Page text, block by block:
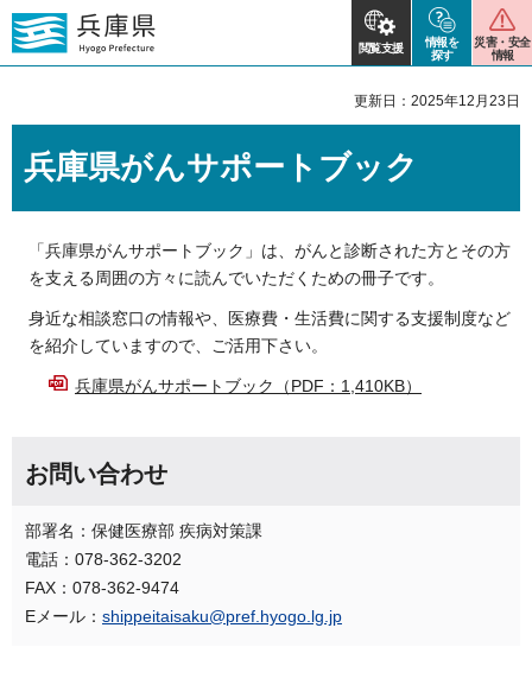
閲覧支援
情報を
探す
災害・安全
情報
更新日：2025年12月23日
兵庫県がんサポートブック
「兵庫県がんサポートブック」は、がんと診断された方とその方
を支える周囲の方々に読んでいただくための冊子です。
身近な相談窓口の情報や、医療費・生活費に関する支援制度など
を紹介していますので、ご活用下さい。
兵庫県がんサポートブック（PDF：1,410KB）
お問い合わせ
部署名：保健医療部 疾病対策課
電話：078-362-3202
FAX：078-362-9474
Eメール： shippeitaisaku@pref.hyogo.lg.jp